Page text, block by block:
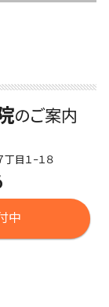
のご案内
目１−１８
中